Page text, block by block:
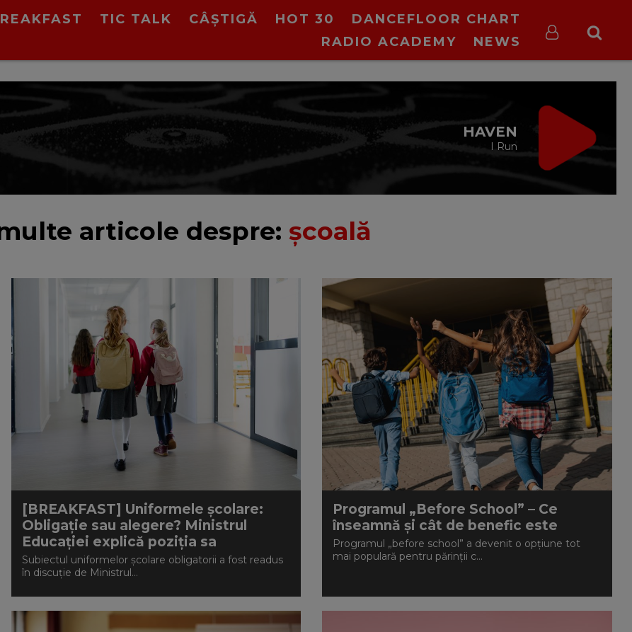
TIC TALK CÂȘTIGĂ HOT 30
DANCEFLOOR CHART
RADIO ACADEMY
NEWS
VIRGIN RADIO
MUSIC
articole despre: şcoală
[BREAKFAST] Uniformele școlare:
Obligație sau alegere? Ministrul
Educației explică poziția sa
Subiectul uniformelor școlare obligatorii a fost readus
în discuție de Ministrul...
Programul „Before School” – Ce
înseamnă și cât de benefic este
Programul „before school” a devenit o opțiune tot
mai populară pentru părinții c...